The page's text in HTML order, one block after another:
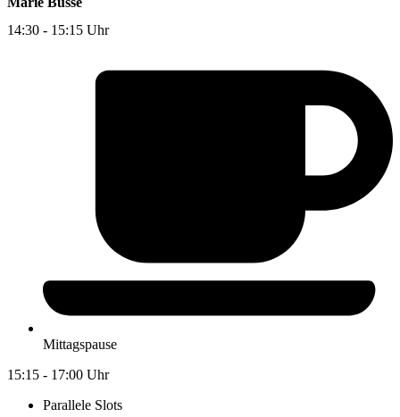
14:30 - 15:15 Uhr
Mittagspause
15:15 - 17:00 Uhr
Parallele Slots